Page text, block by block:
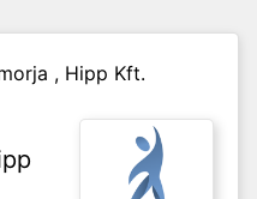
, Hipp Kft.